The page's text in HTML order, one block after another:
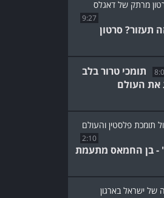
9:27
תעזור? סרטון
תומכי טרור בלב
את העולם
2:10
- בן החמאס מתעמת